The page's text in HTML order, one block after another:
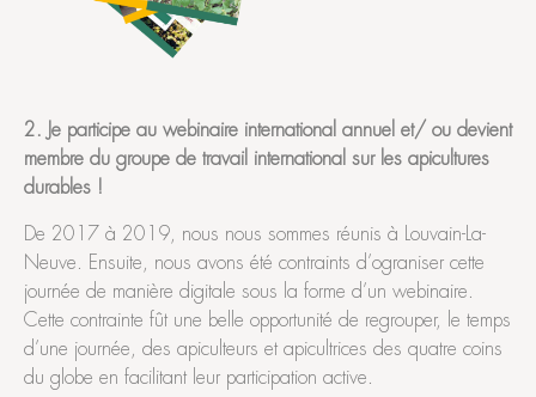
2. Je participe au webinaire international annuel et/ ou devient
membre du groupe de travail international sur les apicultures
durables !
De 2017 à 2019, nous nous sommes réunis à Louvain-La-
Neuve. Ensuite, nous avons été contraints d’ograniser cette
journée de manière digitale sous la forme d’un webinaire.
Cette contrainte fût une belle opportunité de regrouper, le temps
d’une journée, des apiculteurs et apicultrices des quatre coins
du globe en facilitant leur participation active.